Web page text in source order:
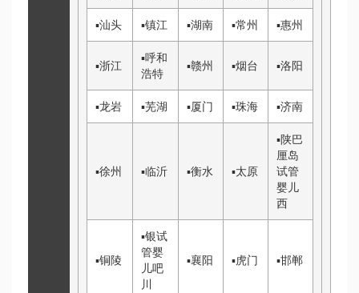
▪汕头 ▪镇江 ▪湖南 ▪常州 ▪惠州
▪浙江
▪呼和
浩特
▪赣州 ▪烟台 ▪洛阳
▪龙岩 ▪芜湖 ▪厦门 ▪珠海 ▪济南
▪徐州 ▪临沂 ▪衡水 ▪太原
▪陕巴
厘岛
试管
婴儿
西
▪铜陵
▪银试
管婴
儿吧
川
▪襄阳 ▪虎门 ▪邯郸